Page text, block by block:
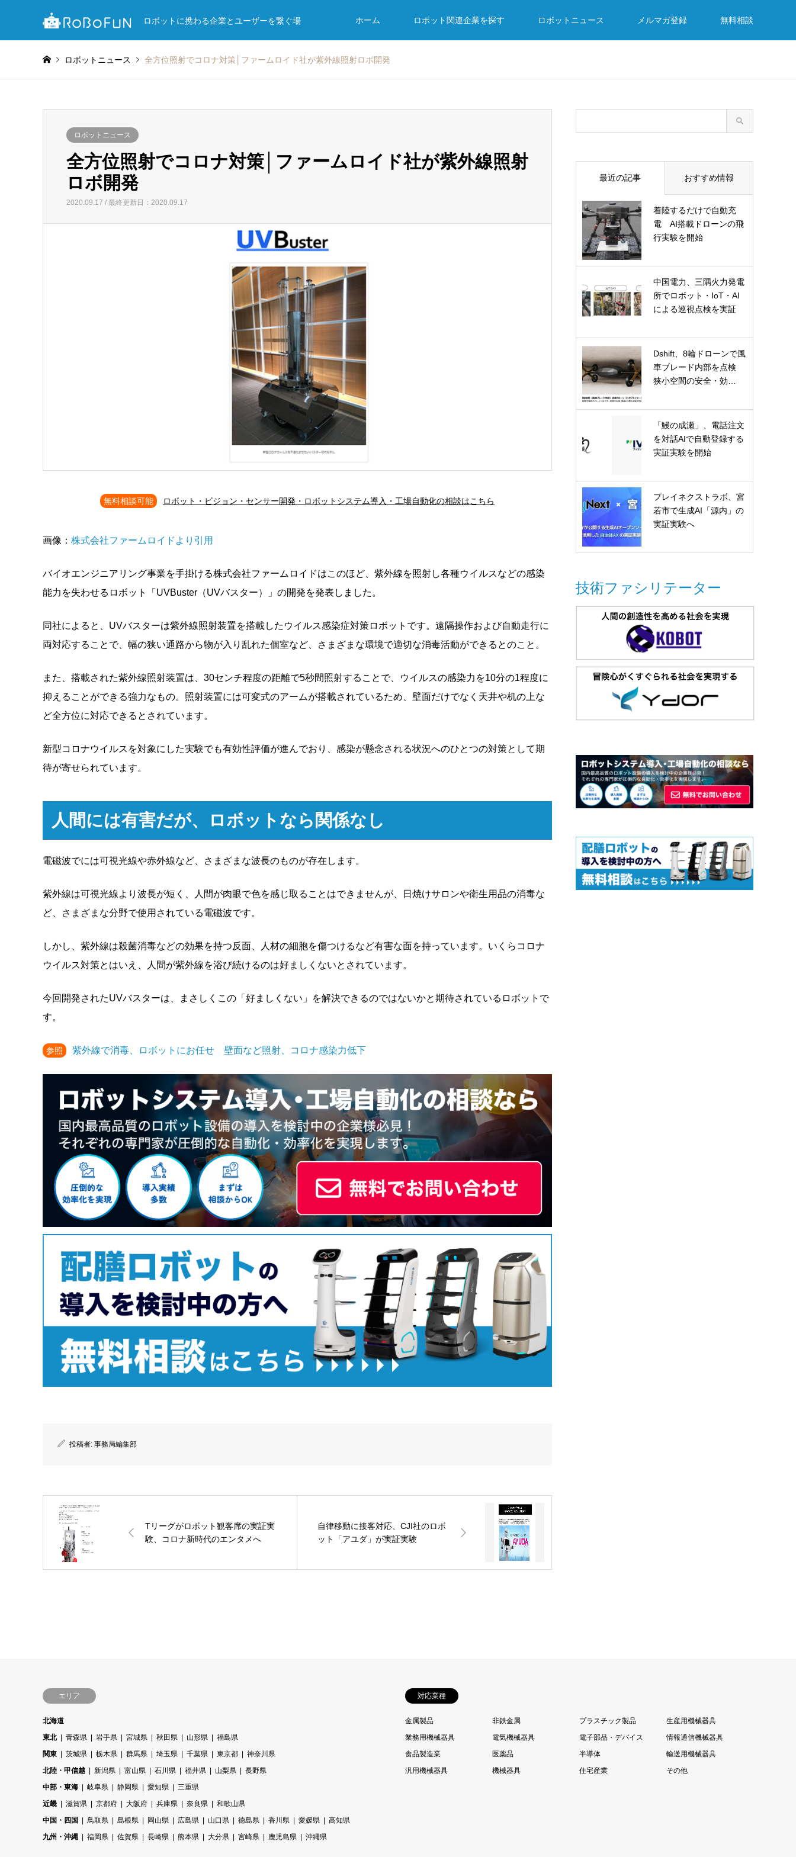
ロボットに携わる企業とユーザーを繋ぐ場 ホーム ロボット関連企業を探す ロボットニュース メルマガ登録 無料相談
ロボットニュース 全方位照射でコロナ対策│ファームロイド社が紫外線照射ロボ開発
ロボットニュース
全方位照射でコロナ対策│ファームロイド社が紫外線照射
ロボ開発
2020.09.17 / 最終更新日：2020.09.17
無料相談可能 ロボット・ビジョン・センサー開発・ロボットシステム導入・工場自動化の相談はこちら
画像： 株式会社ファームロイドより引用
バイオエンジニアリング事業を手掛ける株式会社ファームロイドはこのほど、紫外線を照射し各種ウイルスなどの感染
能力を失わせるロボット「UVBuster（UVバスター）」の開発を発表しました。
同社によると、UVバスターは紫外線照射装置を搭載したウイルス感染症対策ロボットです。遠隔操作および自動走行に
両対応することで、幅の狭い通路から物が入り乱れた個室など、さまざまな環境で適切な消毒活動ができるとのこと。
また、搭載された紫外線照射装置は、30センチ程度の距離で5秒間照射することで、ウイルスの感染力を10分の1程度に
抑えることができる強力なもの。照射装置には可変式のアームが搭載されているため、壁面だけでなく天井や机の上な
ど全方位に対応できるとされています。
新型コロナウイルスを対象にした実験でも有効性評価が進んでおり、感染が懸念される状況へのひとつの対策として期
待が寄せられています。
人間には有害だが、ロボットなら関係なし
電磁波でには可視光線や赤外線など、さまざまな波長のものが存在します。
紫外線は可視光線より波長が短く、人間が肉眼で色を感じ取ることはできませんが、日焼けサロンや衛生用品の消毒な
ど、さまざまな分野で使用されている電磁波です。
しかし、紫外線は殺菌消毒などの効果を持つ反面、人材の細胞を傷つけるなど有害な面を持っています。いくらコロナ
ウイルス対策とはいえ、人間が紫外線を浴び続けるのは好ましくないとされています。
今回開発されたUVバスターは、まさしくこの「好ましくない」を解決できるのではないかと期待されているロボットで
す。
参照 紫外線で消毒、ロボットにお任せ 壁面など照射、コロナ感染力低下
投稿者: 事務局編集部
Tリーグがロボット観客席の実証実
験、コロナ新時代のエンタメへ
自律移動に接客対応、CJI社のロボ
ット「アユダ」が実証実験
最近の記事 おすすめ情報
着陸するだけで自動充
電 AI搭載ドローンの飛
行実験を開始
中国電力、三隅火力発電
所でロボット・IoT・AI
による巡視点検を実証
Dshift、8輪ドローンで風
車ブレード内部を点検
狭小空間の安全・効…
「鰻の成瀬」、電話注文
を対話AIで自動登録する
実証実験を開始
プレイネクストラボ、宮
若市で生成AI「源内」の
実証実験へ
技術ファシリテーター
エリア
北海道
東北
青森県 岩手県 宮城県 秋田県 山形県
福島県
関東
茨城県 栃木県 群馬県 埼玉県 千葉県 東京都
神奈川県
北陸・甲信越
新潟県 富山県 石川県 福井県 山梨県
長野県
中部・東海
岐阜県 静岡県 愛知県
三重県
近畿
滋賀県 京都府 大阪府 兵庫県 奈良県
和歌山県
中国・四国
鳥取県 島根県 岡山県 広島県 山口県 徳島県 香川県 愛媛県
高知県
九州・沖縄
福岡県 佐賀県 長崎県 熊本県 大分県 宮崎県 鹿児島県 沖縄県
対応業種
金属製品 非鉄金属 プラスチック製品
生産用機械器具
業務用機械器具
電気機械器具 電子部品・デバイス
情報通信機械器具
食品製造業
医薬品 半導体
輸送用機械器具
汎用機械器具
機械器具 住宅産業 その他